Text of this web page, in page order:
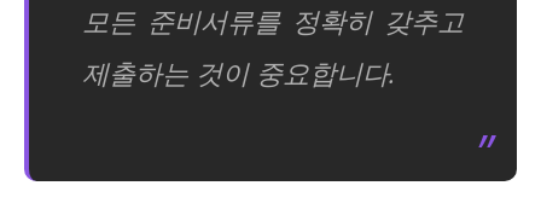
모든 준비서류를 정확히 갖추고
제출하는 것이 중요합니다.